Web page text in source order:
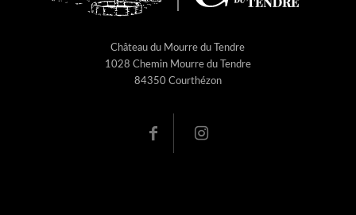
Château du Mourre du Tendre
1028 Chemin Mourre du Tendre
84350 Courthézon